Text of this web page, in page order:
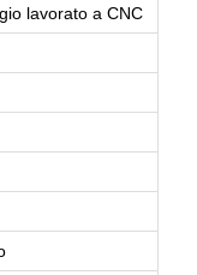
lavorato a CNC